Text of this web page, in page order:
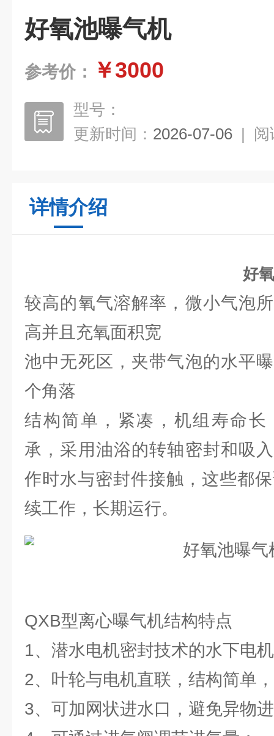
好氧池曝气机
参考价： ￥3000
型号：
更新时间： 2026-07-06 | 阅
详情介绍
好
较高的氧气溶解率，微小气泡
高并且充氧面积宽
池中无死区，夹带气泡的水平
个角落
结构简单，紧凑，机组寿命长
承，采用油浴的转轴密封和吸
作时水与密封件接触，这些都
续工作，长期运行。
QXB型离心曝气机结构特点
1、潜水电机密封技术的水下电
2、叶轮与电机直联，结构简单
3、可加网状进水口，避免异物